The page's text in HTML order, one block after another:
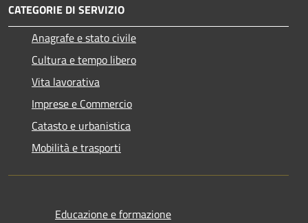
CATEGORIE DI SERVIZIO
Anagrafe e stato civile
Cultura e tempo libero
Vita lavorativa
Imprese e Commercio
Catasto e urbanistica
Mobilità e trasporti
Educazione e formazione